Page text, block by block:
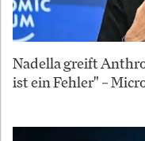
Nadella greift
ist ein Fehler" –